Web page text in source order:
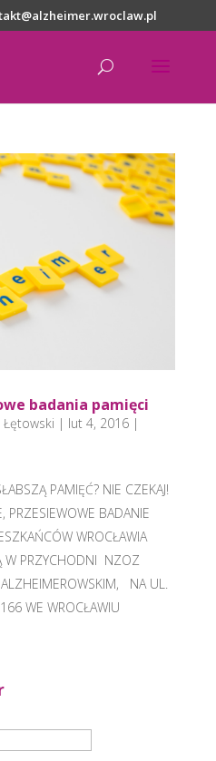
badania pamięci
| lut 4, 2016|
PAMIĘĆ? NIE CZEKAJ!
PRZESIEWOWE BADANIE
WROCŁAWIA
W PRZYCHODNI NZOZ
NA UL.
WE WROCŁAWIU